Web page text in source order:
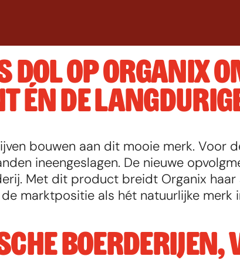
DOL OP ORGANIX
ÉN DE
bouwen aan dit mooie merk. Voor
ineengeslagen. De nieuwe
Met dit product breidt Organix
marktpositie als hét natuurlijke merk
BOERDERIJEN,